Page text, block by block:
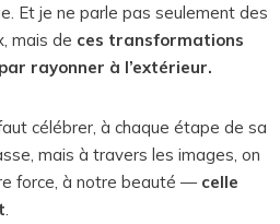
Et je ne parle pas seulement des
mais de ces transformations
rayonner à l’extérieur.
célébrer, à chaque étape de sa
mais à travers les images, on
force, à notre beauté — celle